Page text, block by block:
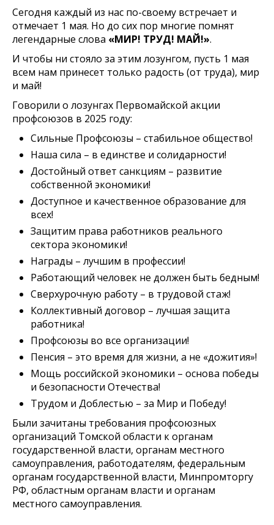
Сегодня каждый из нас по-своему встречает и
отмечает 1 мая. Но до сих пор многие помнят
легендарные слова «МИР! ТРУД! МАЙ!».
И чтобы ни стояло за этим лозунгом, пусть 1 мая
всем нам принесет только радость (от труда), мир
и май!
Говорили о лозунгах Первомайской акции
профсоюзов в 2025 году:
Сильные Профсоюзы – стабильное общество!
Наша сила – в единстве и солидарности!
Достойный ответ санкциям – развитие
собственной экономики!
Доступное и качественное образование для
всех!
Защитим права работников реального
сектора экономики!
Награды – лучшим в профессии!
Работающий человек не должен быть бедным!
Сверхурочную работу – в трудовой стаж!
Коллективный договор – лучшая защита
работника!
Профсоюзы во все организации!
Пенсия – это время для жизни, а не «дожития»!
Мощь российской экономики – основа победы
и безопасности Отечества!
Трудом и Доблестью – за Мир и Победу!
Были зачитаны требования профсоюзных
организаций Томской области к органам
государственной власти, органам местного
самоуправления, работодателям, федеральным
органам государственной власти, Минпромторгу
РФ, областным органам власти и органам
местного самоуправления.